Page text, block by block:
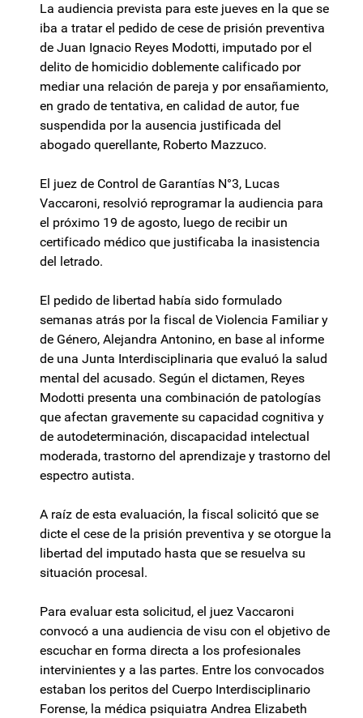
La audiencia prevista para este jueves en la que se
iba a tratar el pedido de cese de prisión preventiva
de Juan Ignacio Reyes Modotti, imputado por el
delito de homicidio doblemente calificado por
mediar una relación de pareja y por ensañamiento,
en grado de tentativa, en calidad de autor, fue
suspendida por la ausencia justificada del
abogado querellante, Roberto Mazzuco.
El juez de Control de Garantías N°3, Lucas
Vaccaroni, resolvió reprogramar la audiencia para
el próximo 19 de agosto, luego de recibir un
certificado médico que justificaba la inasistencia
del letrado.
El pedido de libertad había sido formulado
semanas atrás por la fiscal de Violencia Familiar y
de Género, Alejandra Antonino, en base al informe
de una Junta Interdisciplinaria que evaluó la salud
mental del acusado. Según el dictamen, Reyes
Modotti presenta una combinación de patologías
que afectan gravemente su capacidad cognitiva y
de autodeterminación, discapacidad intelectual
moderada, trastorno del aprendizaje y trastorno del
espectro autista.
A raíz de esta evaluación, la fiscal solicitó que se
dicte el cese de la prisión preventiva y se otorgue la
libertad del imputado hasta que se resuelva su
situación procesal.
Para evaluar esta solicitud, el juez Vaccaroni
convocó a una audiencia de visu con el objetivo de
escuchar en forma directa a los profesionales
intervinientes y a las partes. Entre los convocados
estaban los peritos del Cuerpo Interdisciplinario
Forense, la médica psiquiatra Andrea Elizabeth